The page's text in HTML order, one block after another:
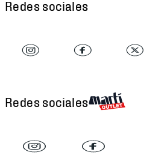
Redes sociales
Redes sociales